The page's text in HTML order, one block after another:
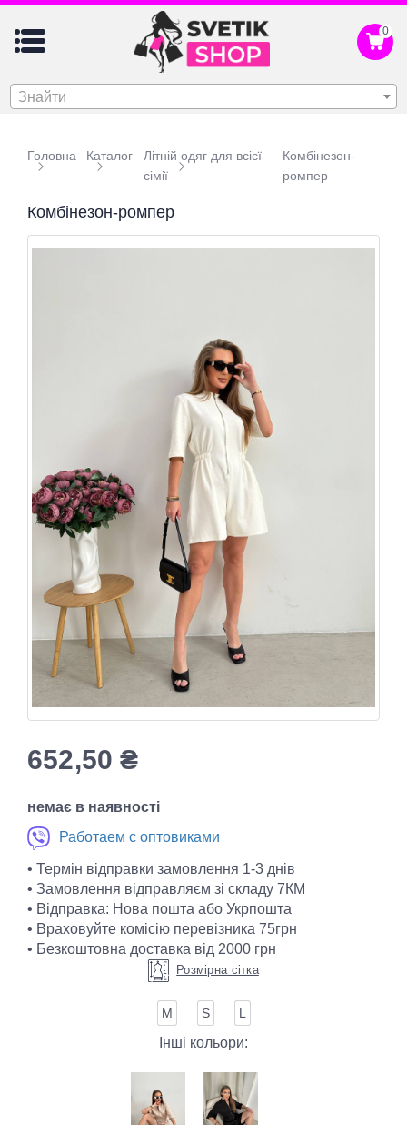
0
Знайти
Головна Каталог
Літній одяг для всієї
сімії
Комбінезон-
ромпер
Комбінезон-ромпер
652,50₴
немає в наявності
Работаем с оптовиками
• Термін відправки замовлення 1-3 днів
• Замовлення відправляєм зі складу 7КМ
• Відправка: Нова пошта або Укрпошта
• Враховуйте комісію перевізника 75грн
• Безкоштовна доставка від 2000 грн
Розмірна сітка
М S L
Інші кольори: